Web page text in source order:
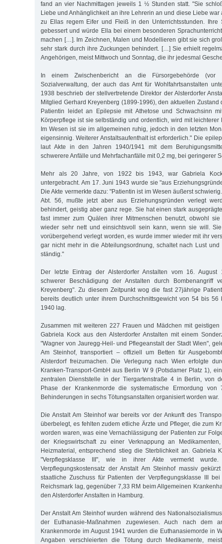
fand an vier Nachmittagen jeweils 1 ½ Stunden statt. "Sie
Liebe und Anhänglichkeit an ihre Lehrerin an und diese Liebe war
zu Ellas regem Eifer und Fleiß in den Unterrichtsstunden. Ihre
gebessert und würde Ella bei einem besonderen
machen […]. Im Zeichnen, Malen und Modellieren gibt sie sich
sehr stark durch ihre Zuckungen behindert. […] Sie erhielt
Angehörigen, meist Mittwoch und Sonntag, die ihr jedesmal
In einem Zwischenbericht an die Fürsorgebehörde (vor
Sozialverwaltung, der auch das Amt für Wohlfahrtsanstalten
1938 beschrieb der stellvertretende Direktor der Alsterdorfer
Mitglied Gerhard Kreyenberg (1899-1996), den aktuellen Zustand
Patientin leidet an Epilepsie mit Athetose und Schwachsinn
Körperpflege ist sie selbständig und ordentlich, wird mit leichterer
Im Wesen ist sie im allgemeinen ruhig, jedoch in den letzten
eigensinnig. Weiterer Anstaltsaufenthalt ist erforderlich." Die
laut Akte in den Jahren 1940/1941 mit dem
schwerere Anfälle und Mehrfachanfälle mit 0,2 mg, bei geringerer
Mehr als 20 Jahre, von 1922 bis 1943, war Gabriela
untergebracht. Am 17. Juni 1943 wurde sie "aus
Die Akte vermerkte dazu: "Patientin ist im Wesen äußerst
Abt. 56, mußte jetzt aber aus Erziehungsgründen verlegt
behindert, geistig aber ganz rege. Sie hat einen stark
fast immer zum Quälen ihrer Mitmenschen benutzt, obwohl
wieder sehr nett und einsichtsvoll sein kann, wenn sie will.
vorübergehend verlegt worden, es wurde immer wieder mit ihr
gar nicht mehr in die Abteilungsordnung, schaltet nach Lust und
ständig."
Der letzte Eintrag der Alsterdorfer Anstalten vom 16. August
schwerer Beschädigung der Anstalten durch Bombenangriff
Kreyenberg". Zu diesem Zeitpunkt wog die fast 27jährige
bereits deutlich unter ihrem Durchschnittsgewicht von 54 bis
1940 lag.
Zusammen mit weiteren 227 Frauen und Mädchen mit
Gabriela Kock aus den Alsterdorfer Anstalten mit einem
"Wagner von Jauregg-Heil- und Pflegeanstalt der Stadt Wien",
Am Steinhof, transportiert – offiziell um Betten für
Alsterdorf freizumachen. Die Verlegung nach Wien erfolgte
Kranken-Transport-GmbH aus Berlin W 9 (Potsdamer Platz 1),
zentralen Dienststelle in der Tiergartenstraße 4 in Berlin, von
Phase der Krankenmorde die systematische Ermordung von
Behinderungen in sechs Tötungsanstalten organisiert worden war.
Die Anstalt Am Steinhof war bereits vor der Ankunft des
überbelegt, es fehlten zudem etliche Ärzte und Pfleger, die zum
worden waren, was eine Vernachlässigung der Patienten zur
der Kriegswirtschaft zu einer Verknappung an
Heizmaterial, entsprechend stieg die Sterblichkeit an. Gabriela
"Verpflegsklasse III", wie in ihrer Akte vermerkt
Verpflegungskostensatz der Anstalt Am Steinhof massiv
staatliche Zuschuss für Patienten der Verpflegungsklasse III
Reichsmark lag, gegenüber 7,33 RM beim Allgemeinen
den Alsterdorfer Anstalten in Hamburg.
Der Anstalt Am Steinhof wurden während des
der Euthanasie-Maßnahmen zugewiesen. Auch nach dem
Krankenmorde im August 1941 wurden die Euthanasiemorde in
Angaben verschleierten die Tötung durch Medikamente,